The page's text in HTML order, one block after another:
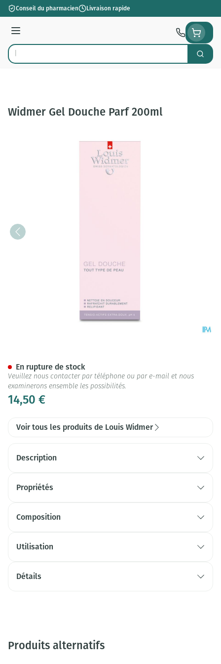
Aller au contenu
Conseil du pharmacien Livraison rapide
Menu
Rechercher
Widmer Gel Douche Parf 200ml
14,50 €
En rupture de stock
Veuillez nous contacter par téléphone ou par e-mail et nous
examinerons ensemble les possibilités.
Voir tous les produits de Louis Widmer
Description
Propriétés
Composition
Utilisation
Détails
Produits alternatifs